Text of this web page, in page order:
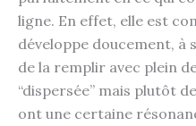
ligne. En effet, elle est
développe doucement, à
de la remplir avec plein
“dispersée” mais plutôt
ont une certaine